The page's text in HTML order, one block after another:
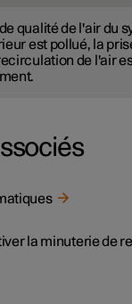
qualité de l'air du
est pollué, la
de l'air